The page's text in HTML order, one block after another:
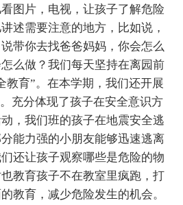
图片，电视，让孩子了解危险
述需要注意的地方，比如说，
带你去找爸爸妈妈，你会怎么
么做？我们每天坚持在离园前
教育”。在本学期，我们还开展
充分体现了孩子在安全意识方
，我们班的孩子在地震安全逃
能力强的小朋友能够迅速逃离
还让孩子观察哪些是危险的物
教育孩子不在教室里疯跑，打
教育，减少危险发生的机会。